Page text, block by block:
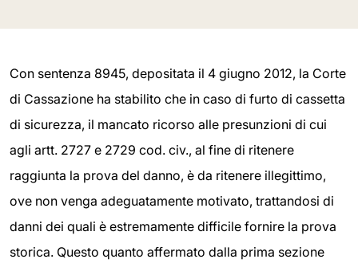
Con sentenza 8945, depositata il 4 giugno 2012, la Corte
di Cassazione ha stabilito che in caso di furto di cassetta
di sicurezza, il mancato ricorso alle presunzioni di cui
agli artt. 2727 e 2729 cod. civ., al fine di ritenere
raggiunta la prova del danno, è da ritenere illegittimo,
ove non venga adeguatamente motivato, trattandosi di
danni dei quali è estremamente difficile fornire la prova
storica. Questo quanto affermato dalla prima sezione